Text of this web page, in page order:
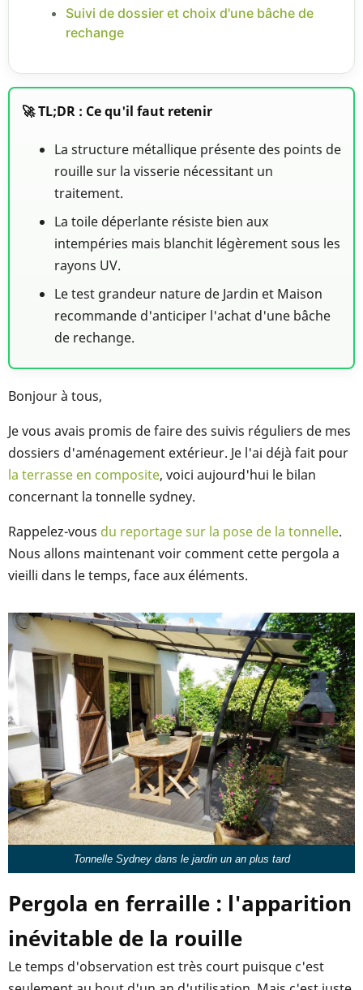
Suivi de dossier et choix d'une bâche de
rechange
🚀 TL;DR : Ce qu'il faut retenir
La structure métallique présente des points de
rouille sur la visserie nécessitant un
traitement.
La toile déperlante résiste bien aux
intempéries mais blanchit légèrement sous les
rayons UV.
Le test grandeur nature de Jardin et Maison
recommande d'anticiper l'achat d'une bâche
de rechange.
Bonjour à tous,
Je vous avais promis de faire des suivis réguliers de mes
dossiers d'aménagement extérieur. Je l'ai déjà fait pour
la terrasse en composite, voici aujourd'hui le bilan
concernant la tonnelle sydney.
Rappelez-vous du reportage sur la pose de la tonnelle.
Nous allons maintenant voir comment cette pergola a
vieilli dans le temps, face aux éléments.
Tonnelle Sydney dans le jardin un an plus tard
Pergola en ferraille : l'apparition
inévitable de la rouille
Le temps d'observation est très court puisque c'est